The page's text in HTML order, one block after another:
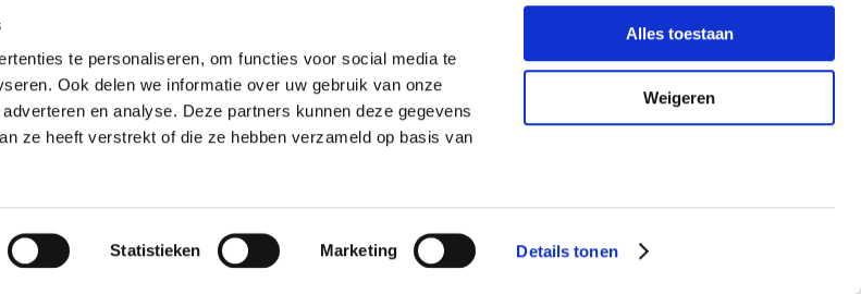
te personaliseren, om functies voor social media te
Ook delen we informatie over uw gebruik van onze
en analyse. Deze partners kunnen deze gegevens
ze heeft verstrekt of die ze hebben verzameld op basis van
Statistieken Marketing Details tonen
Alles toestaan
Weigeren